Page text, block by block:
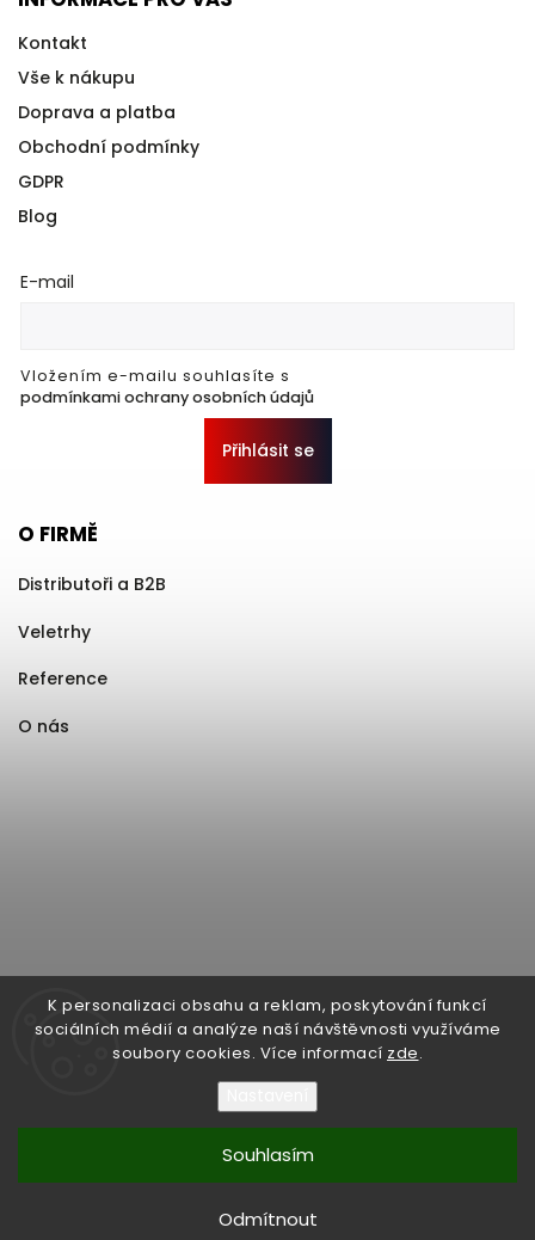
K personalizaci obsahu a reklam, poskytování funkcí
sociálních médií a analýze naší návštěvnosti využíváme
soubory cookies. Více informací zde.
Odmítnout
Souhlasím
Kontakt
Vše k nákupu
Doprava a platba
Obchodní podmínky
GDPR
Blog
E-mail
Vložením e-mailu souhlasíte s
podmínkami ochrany osobních údajů
Přihlásit se
O FIRMĚ
Distributoři a B2B
Veletrhy
Reference
O nás
Shoptet | Design